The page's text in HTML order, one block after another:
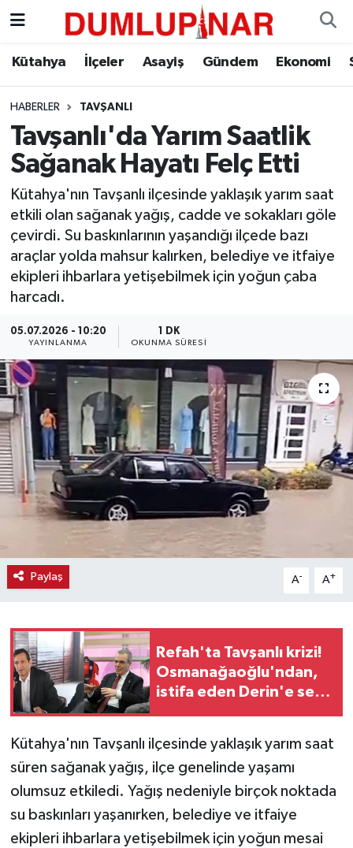
Kütahya İlçeler Asayiş Gündem Ekonomi
HABERLER TAVŞANLI
Tavşanlı'da Yarım Saatlik
Sağanak Hayatı Felç Etti
Kütahya'nın Tavşanlı ilçesinde yaklaşık yarım saat
etkili olan sağanak yağış, cadde ve sokakları göle
çevirdi. Su baskınlarının yaşandığı ilçede bazı
araçlar yolda mahsur kalırken, belediye ve itfaiye
ekipleri ihbarlara yetişebilmek için yoğun çaba
harcadı.
05.07.2026 - 10:20
YAYINLANMA
1 DK
OKUNMA SÜRESI
Paylaş A- A+
Refah'ta Tavşanlı krizi!
Osmanağaoğlu'ndan,
istifa eden Derin'e sert
Kütahya'nın Tavşanlı ilçesinde yaklaşık yarım saat
süren sağanak yağış, ilçe genelinde yaşamı
olumsuz etkiledi. Yağış nedeniyle birçok noktada
su baskınları yaşanırken, belediye ve itfaiye
ekipleri ihbarlara yetişebilmek için yoğun mesai
Asayiş
Diğer
Dünya
Eğitim
Ekonomi
Eleman
Emlak
Gündem
Haber
Haber İlanlar
Kültür-Sanat
Magazin
Sağlık
Siyaset
Spor
Teknoloji
Vasıta
Vefat Haberleri
Kütahya Hava Durumu
Kütahya Trafik Yoğunluk Haritası
Süper Lig Puan Durumu ve Fikstür
Tüm Manşetler
Son Dakika Haberleri
Haber Arşivi